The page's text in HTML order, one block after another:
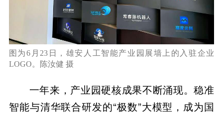
图为6月23日，雄安人工智能产业园展墙上的入驻企业
LOGO。陈汝健 摄
一年来，产业园硬核成果不断涌现。稳准
智能与清华联合研发的“极数”大模型，成为国